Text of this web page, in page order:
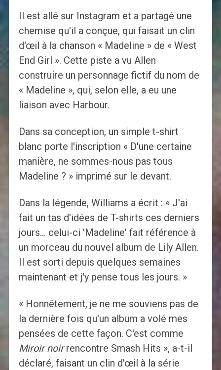
Il est allé sur Instagram et a partagé une
chemise qu'il a conçue, qui faisait un clin
d'œil à la chanson « Madeline » de « West
End Girl ». Cette piste a vu Allen
construire un personnage fictif du nom de
« Madeline », qui, selon elle, a eu une
liaison avec Harbour.
Dans sa conception, un simple t-shirt
blanc porte l'inscription « D'une certaine
manière, ne sommes-nous pas tous
Madeline ? » imprimé sur le devant.
Dans la légende, Williams a écrit : « J'ai
fait un tas d'idées de T-shirts ces derniers
jours… celui-ci 'Madeline' fait référence à
un morceau du nouvel album de Lily Allen.
Il est sorti depuis quelques semaines
maintenant et j'y pense tous les jours. »
« Honnêtement, je ne me souviens pas de
la dernière fois qu'un album a volé mes
pensées de cette façon. C'est comme
Miroir noirrencontre Smash Hits », a-t-il
déclaré, faisant un clin d'œil à la série